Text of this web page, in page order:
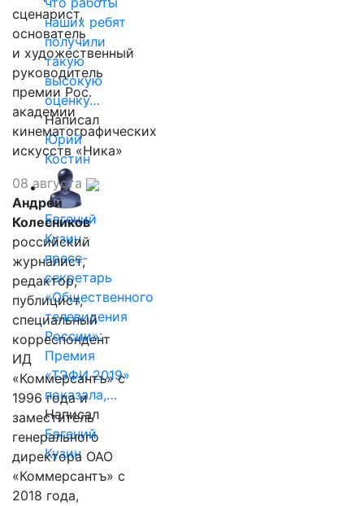
наших ребят
получили
такую
высокую
оценку…
Написал
Юрий
Костин
Евгений
Кузин,
пресс-
секретарь
«Общественного
телевидения
России»:
Премия
«ТЭФИ 2019»
показала,…
Написал
Евгений
Кузин
сценарист,
основатель
и художественный
руководитель
премии Рос.
академии
кинематографических
искусств «Ника»
08 августа
Андрей
Колесников
российский
журналист,
редактор,
публицист,
специальный
корреспондент
ИД
«Коммерсантъ» с
1996 года и
заместитель
генерального
директора ОАО
«Коммерсантъ» с
2018 года,